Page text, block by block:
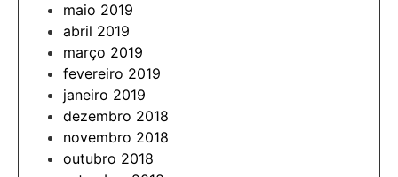
maio 2019
abril 2019
março 2019
fevereiro 2019
janeiro 2019
dezembro 2018
novembro 2018
outubro 2018